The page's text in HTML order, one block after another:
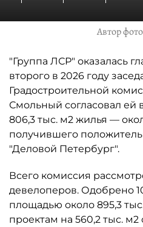
Автор
"Группа ЛСР" оказалась
второго в 2026 году
Градостроительной
Смольный согласовал ей
806,3 тыс. м2 жилья —
получившего
"Деловой Петербург".
Всего комиссия
девелоперов. Одобрено
площадью около 895,3
проектам на 560,2 тыс.